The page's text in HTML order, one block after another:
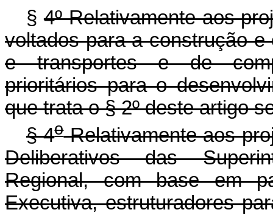
§ 4º Relativamente aos
voltados para a construção
e transportes e de
prioritários para o
que trata o § 2º deste artigo
§ 4oRelativamente aos
Deliberativos das
Regional, com base em
Executiva, estruturadores